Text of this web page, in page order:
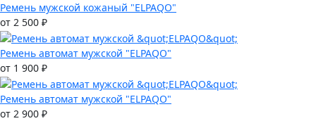
Ремень мужской кожаный "ELPAQO"
от 2 500 ₽
Ремень автомат мужской "ELPAQO"
от 1 900 ₽
Ремень автомат мужской "ELPAQO"
от 2 900 ₽